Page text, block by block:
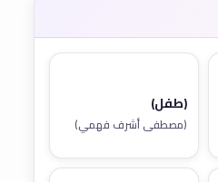
(طفل)
(مصطفى أشرف فهمي)